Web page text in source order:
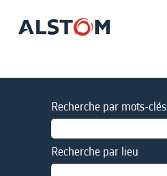
Recherche par mots-clés
Recherche par lieu